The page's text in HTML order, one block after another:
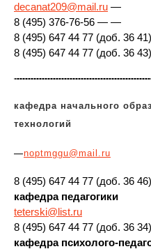
decanat209@mail.ru —
8 (495) 376-76-56 — —
8 (495) 647 44 77 (доб. 36
8 (495) 647 44 77 (доб. 36
кафедра начального
технологий
—noptmggu@mail.ru
8 (495) 647 44 77 (доб. 36
кафедра педагогики
teterski@list.ru
8 (495) 647 44 77 (доб. 36
кафедра психолого-